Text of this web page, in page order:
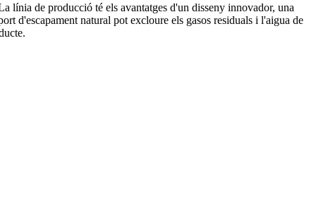
línia de producció té els avantatges d'un disseny innovador, una
d'escapament natural pot excloure els gasos residuals i l'aigua de